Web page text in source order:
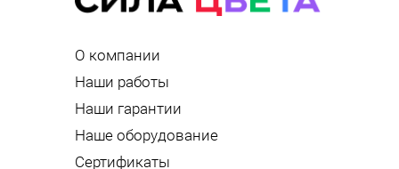
О компании
Наши работы
Наши гарантии
Наше оборудование
Сертификаты